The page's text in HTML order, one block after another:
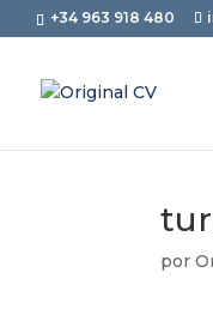
+34 963 918 480
por